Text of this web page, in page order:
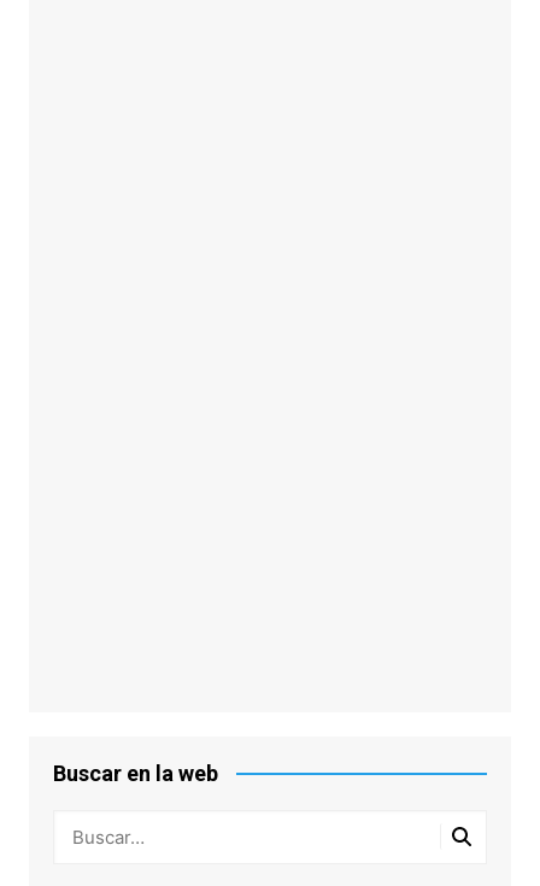
Buscar en la web